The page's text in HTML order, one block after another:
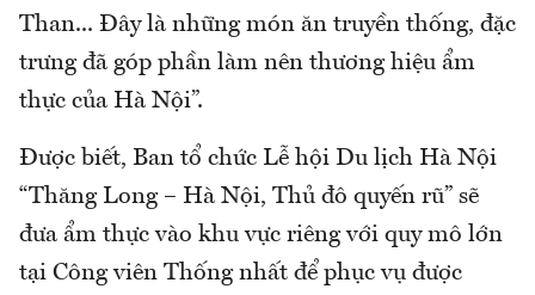
Than... Đây là những món ăn truyền thống, đặc
trưng đã góp phần làm nên thương hiệu ẩm
thực của Hà Nội”.
Được biết, Ban tổ chức Lễ hội Du lịch Hà Nội
“Thăng Long – Hà Nội, Thủ đô quyến rũ” sẽ
đưa ẩm thực vào khu vực riêng với quy mô lớn
tại Công viên Thống nhất để phục vụ được